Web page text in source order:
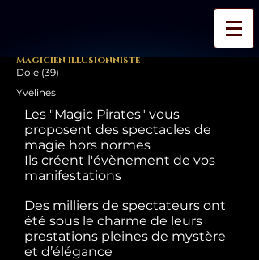
Magicien illusionniste
Dole (39)
Yvelines
Les "Magic Pirates" vous
proposent des spectacles de
magie hors normes
Ils créent l'évènement de vos
manifestations
Des milliers de spectateurs ont
été sous le charme de leurs
prestations pleines de mystère
et d’élégance